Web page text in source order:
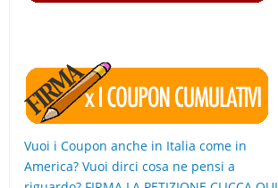
Vuoi i Coupon anche in Italia come in
America? Vuoi dirci cosa ne pensi a